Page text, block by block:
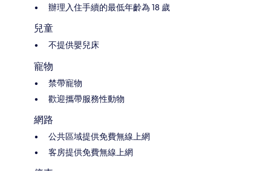
辦理入住手續的最低年齡為 18 歲
兒童
不提供嬰兒床
寵物
禁帶寵物
歡迎攜帶服務性動物
網路
公共區域提供免費無線上網
客房提供免費無線上網